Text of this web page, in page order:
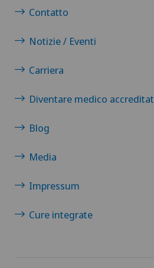
Contatto
Notizie / Eventi
Carriera
Diventare medico
Blog
Media
Impressum
Cure integrate